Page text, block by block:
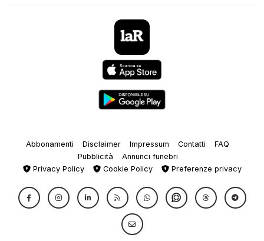
Abbonamenti Disclaimer Impressum Contatti
FAQ
Pubblicità
Annunci funebri
Privacy Policy
Cookie Policy Preferenze privacy